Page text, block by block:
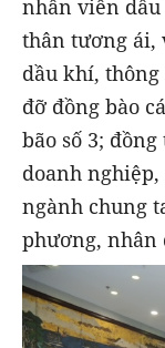
nhân viên
thân tương ái,
dầu khí,
đỡ đồng bào
bão số 3;
doanh
ngành chung
phương, nhân